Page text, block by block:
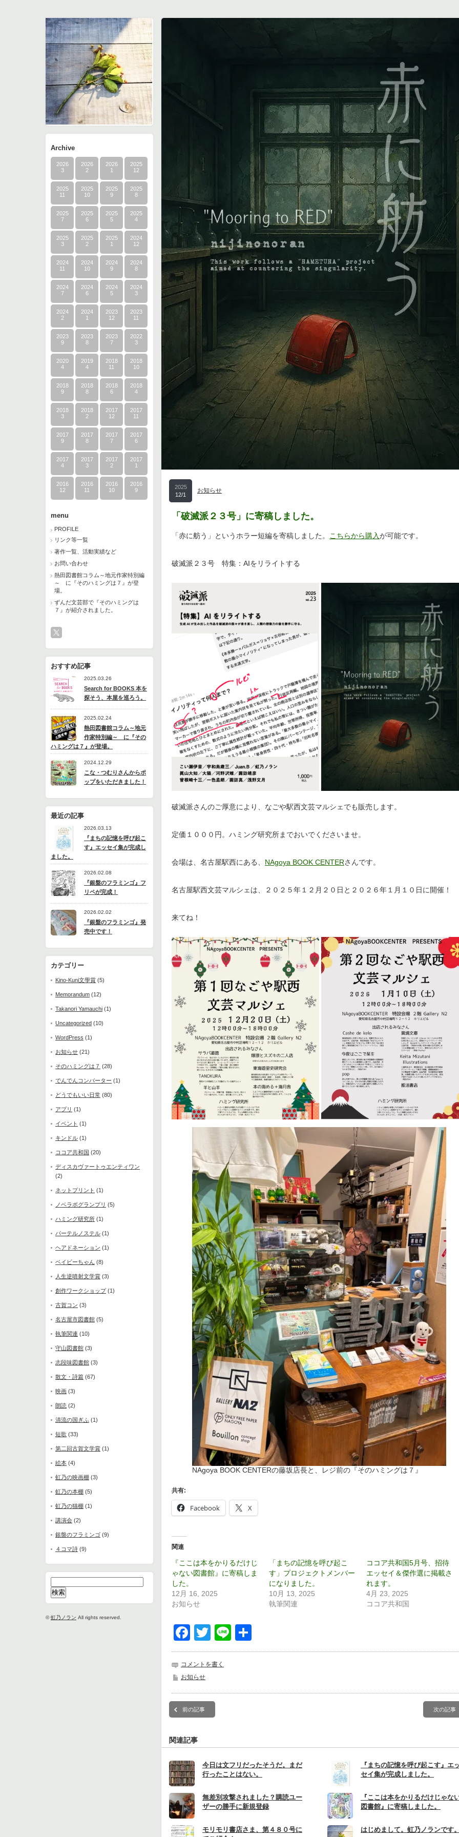
Archive
2026
3
2026
2
2026
1
2025
12
2025
11
2025
10
2025
9
2025
8
2025
7
2025
6
2025
5
2025
4
2025
3
2025
2
2025
1
2024
12
2024
11
2024
10
2024
9
2024
8
2024
7
2024
6
2024
5
2024
3
2024
2
2024
1
2023
12
2023
11
2023
9
2023
8
2023
7
2022
3
2020
4
2019
4
2018
11
2018
10
2018
9
2018
8
2018
6
2018
4
2018
3
2018
2
2017
12
2017
11
2017
9
2017
8
2017
7
2017
6
2017
4
2017
3
2017
2
2017
1
2016
12
2016
11
2016
10
2016
9
menu
PROFILE
リンク等一覧
著作一覧、活動実績など
お問い合わせ
熱田図書館コラム～地元作家特別編
～ に『そのハミングは７』が登
場。
ずんだ文芸部で『そのハミングは
７』が紹介されました。
おすすめ記事
2025.03.26
Search for BOOKS 本を
探そう、本屋を巡ろう。
2025.02.24
熱田図書館コラム～地元
作家特別編～ に『その
ハミングは７』が登場。
2024.12.29
こな・つむりさんからポ
ップをいただきました！
最近の記事
2026.03.13
『まちの記憶を呼び起こ
す』エッセイ集が完成し
ました。
2026.02.08
『銀盤のフラミンゴ』フ
リペが完成！
2026.02.02
『銀盤のフラミンゴ』発
売中です！
カテゴリー
Kino-Kuni文學賞 (5)
Memorandum (12)
Takanori Yamauchi (1)
Uncategorized (10)
WordPress (1)
お知らせ (21)
そのハミングは７ (28)
でんでんコンバーター (1)
どうでもいい日常 (80)
アプリ (1)
イベント (1)
キンドル (1)
ココア共和国 (20)
ディスカヴァートゥエンティワン
(2)
ネットプリント (1)
ノベラボグランプリ (5)
ハミング研究所 (1)
パーテルノステル (1)
ヘアドネーション (1)
ベイビーちゃん (8)
人生逆噴射文学賞 (3)
創作ワークショップ(1)
古賀コン (3)
名古屋市図書館 (5)
執筆関連 (10)
守山図書館 (3)
志段味図書館 (3)
散文・詩篇 (67)
映画 (3)
朗読 (2)
清流の国ぎふ (1)
短歌 (33)
第二回古賀文学賞 (1)
絵本 (4)
虹乃の映画棚 (3)
虹乃の本棚 (5)
虹乃の猫棚 (1)
講演会 (2)
銀盤のフラミンゴ (9)
４コマ詩 (9)
索:
©虹乃ノラン All rights reserved.
2025
12/1
お知らせ
「破滅派２３号」に寄稿しました。
「赤に舫う」というホラー短編を寄稿しました。 こちらから購入が可能です。
破滅派２３号 特集：AIをリライトする
破滅派さんのご厚意により、なごや駅西文芸マルシェでも販売します。
定価１０００円。ハミング研究所までおいでくださいませ。
会場は、名古屋駅西にある、 NAgoya BOOK CENTERさんです。
名古屋駅西文芸マルシェは、２０２５年１２月２０日と２０２６年１月１０日に開催！
来てね！
NAgoya BOOK CENTERの藤坂店長と、レジ前の『そのハミングは７』
共有:
Facebook X
関連
『ここは本をかりるだけじ
ゃない図書館』に寄稿しま
した。
12月 16, 2025
お知らせ
「まちの記憶を呼び起こ
す」プロジェクトメンバー
になりました。
10月 13, 2025
執筆関連
ココア共和国5月号、招待
エッセイ＆傑作選に掲載さ
れます。
4月 23, 2025
ココア共和国
Facebook
Twitter
Line
有
コメントを書く
お知らせ
前の記事 次の記事
関連記事
今日は文フリだったそうだ。まだ
行ったことはない。
『まちの記憶を呼び起こす』エ
セイ集が完成しました。
無差別攻撃されました？購読ユー
ザーの勝手に新規登録
『ここは本をかりるだけじゃな
図書館』に寄稿しました。
モリモリ書店さま、第４８０号に
はじめまして。虹乃ノランです。